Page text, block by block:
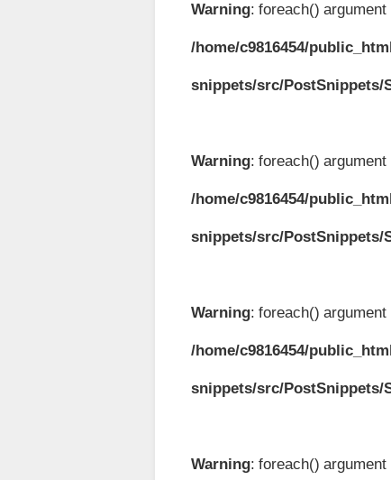
Warning: foreach()
/home/c9816454/
snippets/src/PostSnippets/
Warning: foreach()
/home/c9816454/
snippets/src/PostSnippets/
Warning: foreach()
/home/c9816454/
snippets/src/PostSnippets/
Warning: foreach()